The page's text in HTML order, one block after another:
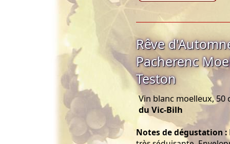
Rêve
Pacherenc
Teston
Vin blanc moelleux, 50
du Vic-Bilh
Notes de dégustation :